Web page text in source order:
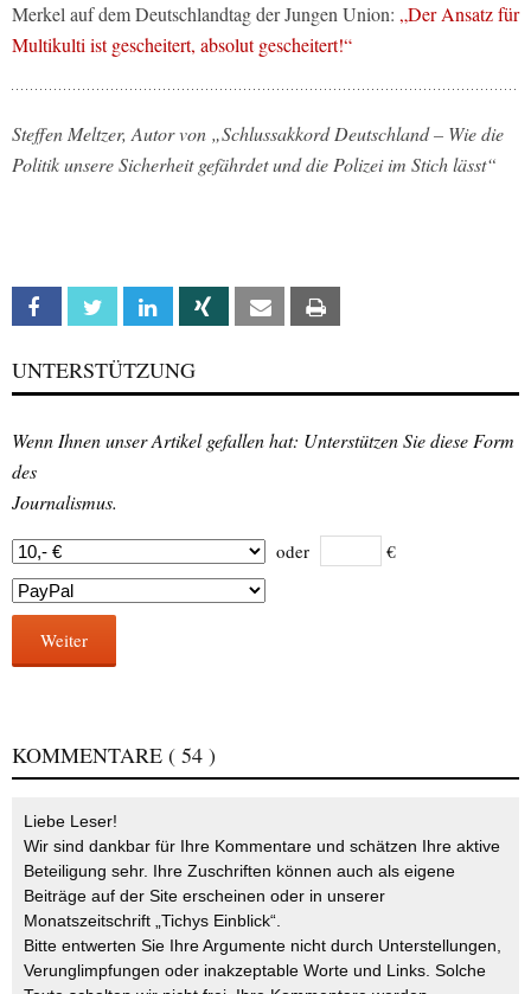
Merkel auf dem Deutschlandtag der Jungen Union: „Der Ansatz für
Multikulti ist gescheitert, absolut gescheitert!“
Steffen Meltzer, Autor von „Schlussakkord Deutschland – Wie die
Politik unsere Sicherheit gefährdet und die Polizei im Stich lässt“
Facebook Twitter Linkedin Xing Email
UNTERSTÜTZUNG
Wenn Ihnen unser Artikel gefallen hat: Unterstützen Sie diese Form
des
Journalismus.
oder €
Weiter
KOMMENTARE ( 54 )
Liebe Leser!
Wir sind dankbar für Ihre Kommentare und schätzen Ihre aktive
Beteiligung sehr. Ihre Zuschriften können auch als eigene
Beiträge auf der Site erscheinen oder in unserer
Monatszeitschrift „Tichys Einblick“.
Bitte entwerten Sie Ihre Argumente nicht durch Unterstellungen,
Verunglimpfungen oder inakzeptable Worte und Links. Solche